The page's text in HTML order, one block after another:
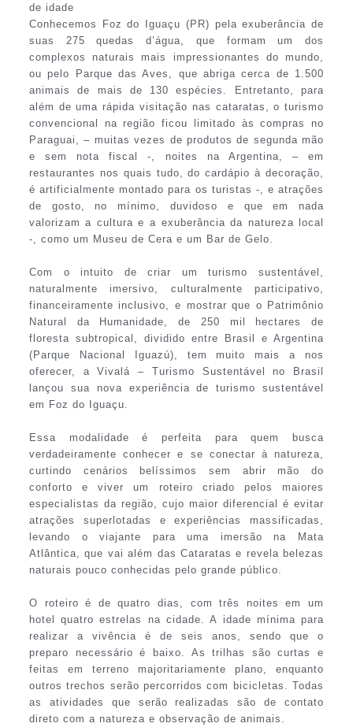
de idade
Conhecemos Foz do Iguaçu (PR) pela exuberância de
suas 275 quedas d’água, que formam um dos
complexos naturais mais impressionantes do mundo,
ou pelo Parque das Aves, que abriga cerca de 1.500
animais de mais de 130 espécies. Entretanto, para
além de uma rápida visitação nas cataratas, o turismo
convencional na região ficou limitado às compras no
Paraguai, – muitas vezes de produtos de segunda mão
e sem nota fiscal -, noites na Argentina, – em
restaurantes nos quais tudo, do cardápio à decoração,
é artificialmente montado para os turistas -, e atrações
de gosto, no mínimo, duvidoso e que em nada
valorizam a cultura e a exuberância da natureza local
-, como um Museu de Cera e um Bar de Gelo.
Com o intuito de criar um turismo sustentável,
naturalmente imersivo, culturalmente participativo,
financeiramente inclusivo, e mostrar que o Patrimônio
Natural da Humanidade, de 250 mil hectares de
floresta subtropical, dividido entre Brasil e Argentina
(Parque Nacional Iguazú), tem muito mais a nos
oferecer, a Vivalá – Turismo Sustentável no Brasil
lançou sua nova experiência de turismo sustentável
em Foz do Iguaçu.
Essa modalidade é perfeita para quem busca
verdadeiramente conhecer e se conectar à natureza,
curtindo cenários belíssimos sem abrir mão do
conforto e viver um roteiro criado pelos maiores
especialistas da região, cujo maior diferencial é evitar
atrações superlotadas e experiências massificadas,
levando o viajante para uma imersão na Mata
Atlântica, que vai além das Cataratas e revela belezas
naturais pouco conhecidas pelo grande público.
O roteiro é de quatro dias, com três noites em um
hotel quatro estrelas na cidade. A idade mínima para
realizar a vivência é de seis anos, sendo que o
preparo necessário é baixo. As trilhas são curtas e
feitas em terreno majoritariamente plano, enquanto
outros trechos serão percorridos com bicicletas. Todas
as atividades que serão realizadas são de contato
direto com a natureza e observação de animais.